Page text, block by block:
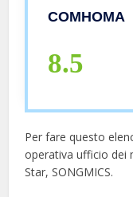
Computer
COMHOMA
8.5
Per fare questo
operativa ufficio dei
Star, SONGMICS.